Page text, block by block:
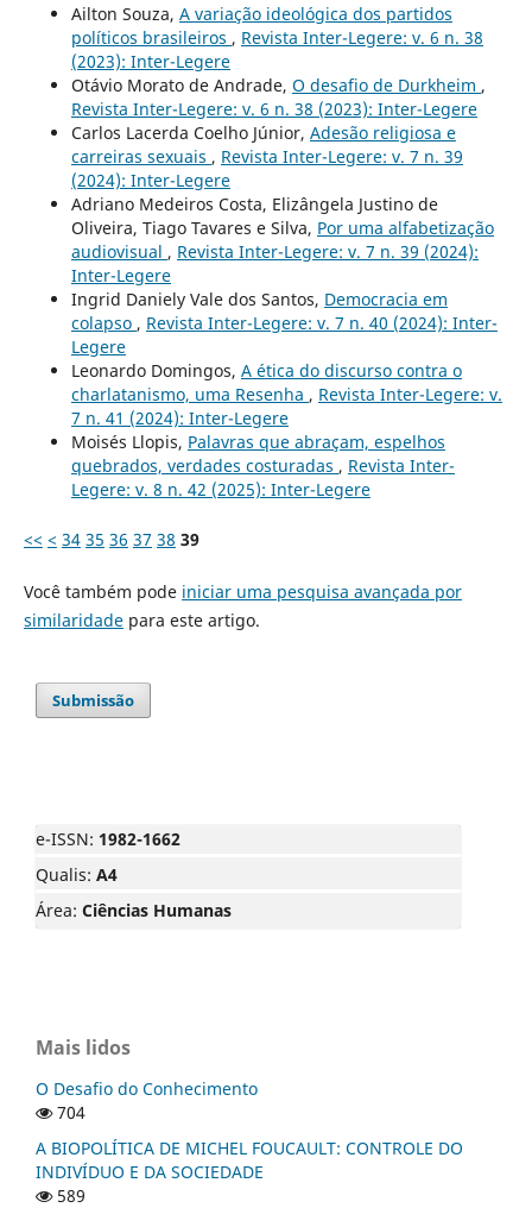
Ailton Souza, A variação ideológica dos partidos
políticos brasileiros , Revista Inter-Legere: v. 6 n. 38
(2023): Inter-Legere
Otávio Morato de Andrade, O desafio de Durkheim ,
Revista Inter-Legere: v. 6 n. 38 (2023): Inter-Legere
Carlos Lacerda Coelho Júnior, Adesão religiosa e
carreiras sexuais , Revista Inter-Legere: v. 7 n. 39
(2024): Inter-Legere
Adriano Medeiros Costa, Elizângela Justino de
Oliveira, Tiago Tavares e Silva, Por uma alfabetização
audiovisual , Revista Inter-Legere: v. 7 n. 39 (2024):
Inter-Legere
Ingrid Daniely Vale dos Santos, Democracia em
colapso , Revista Inter-Legere: v. 7 n. 40 (2024): Inter-
Legere
Leonardo Domingos, A ética do discurso contra o
charlatanismo, uma Resenha , Revista Inter-Legere: v.
7 n. 41 (2024): Inter-Legere
Moisés Llopis, Palavras que abraçam, espelhos
quebrados, verdades costuradas , Revista Inter-
Legere: v. 8 n. 42 (2025): Inter-Legere
<< < 34 35 36 37 38 39
Você também pode iniciar uma pesquisa avançada por
similaridadepara este artigo.
Submissão
e-ISSN: 1982-1662
Qualis: A4
Área: Ciências Humanas
Mais lidos
O Desafio do Conhecimento
704
A BIOPOLÍTICA DE MICHEL FOUCAULT: CONTROLE DO
INDIVÍDUO E DA SOCIEDADE
589